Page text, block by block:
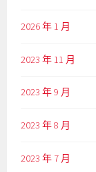
2026 年 1 月
2023 年 11 月
2023 年 9 月
2023 年 8 月
2023 年 7 月